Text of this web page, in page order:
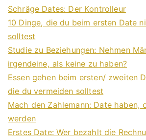
Schräge Dates: Der Kontrolleur
10 Dinge, die du beim ersten Date
solltest
Studie zu Beziehungen: Nehmen
irgendeine, als keine zu haben?
Essen gehen beim ersten/ zweiten
die du vermeiden solltest
Mach den Zahlemann: Date haben,
werden
Erstes Date: Wer bezahlt die